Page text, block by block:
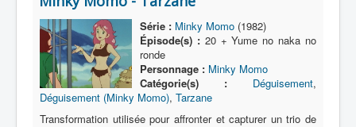
Série
Acteur
Équipe
Personnage
Série : Minky Momo(1982)
Épisode(s) :20 + Yume no naka no
ronde
Personnage : Minky Momo
Catégorie(s) :
Déguisement,
Déguisement (Minky Momo), Tarzane
Transformation utilisée pour affronter et capturer un trio de